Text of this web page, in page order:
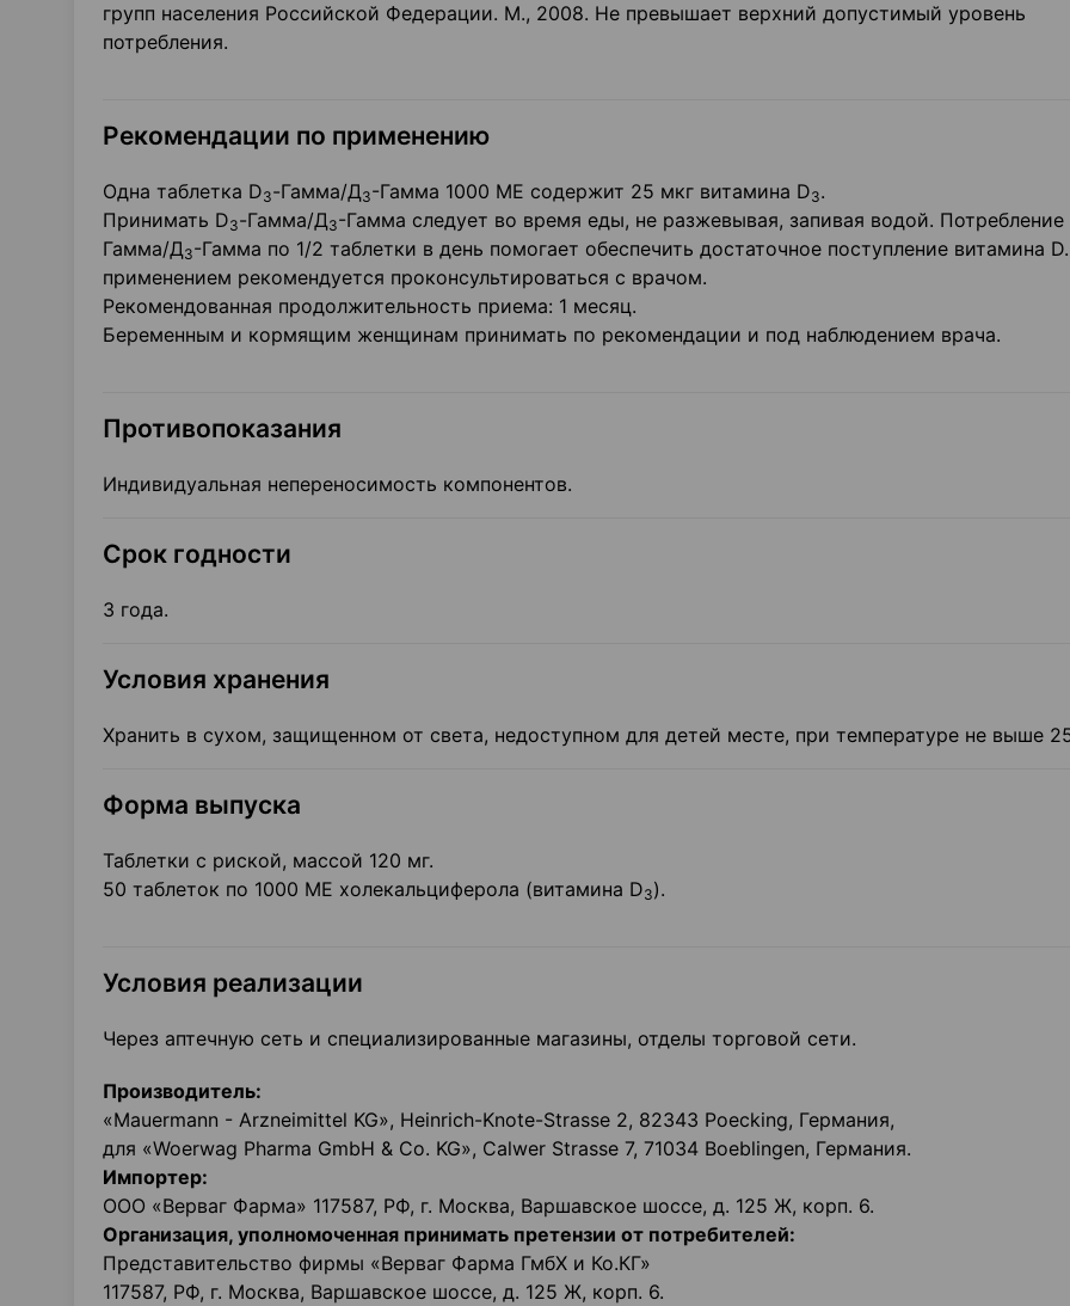
групп населения Российской Федерации. М., 2008. Не превышает верхний допустимый уровень
потребления.
Рекомендации по применению
Одна таблетка D3-Гамма/Д3-Гамма 1000 ME содержит 25 мкг витамина D3.
Принимать D3-Гамма/Д3-Гамма следует во время еды, не разжевывая, запивая водой. Потребление
Гамма/Д3-Гамма по 1/2 таблетки в день помогает обеспечить достаточное поступление витамина
применением рекомендуется проконсультироваться с врачом.
Рекомендованная продолжительность приема: 1 месяц.
Беременным и кормящим женщинам принимать по рекомендации и под наблюдением врача.
Противопоказания
Индивидуальная непереносимость компонентов.
Срок годности
3 года.
Условия хранения
Хранить в сухом, защищенном от света, недоступном для детей месте, при температуре не выше
Форма выпуска
Таблетки с риской, массой 120 мг.
50 таблеток по 1000 ME холекальциферола (витамина D3).
Условия реализации
Через аптечную сеть и специализированные магазины, отделы торговой сети.
Производитель:
«Mauermann - Arzneimittel KG», Heinrich-Knote-Strasse 2, 82343 Poecking, Германия,
для «Woerwag Pharma GmbH & Co. KG», Calwer Strasse 7, 71034 Boeblingen, Германия.
Импортер:
ООО «Верваг Фарма» 117587, РФ, г. Москва, Варшавское шоссе, д. 125 Ж, корп. 6.
Организация, уполномоченная принимать претензии от потребителей:
Представительство фирмы «Верваг Фарма ГмбХ и Ко.КГ»
117587, РФ, г. Москва, Варшавское шоссе, д. 125 Ж, корп. 6.